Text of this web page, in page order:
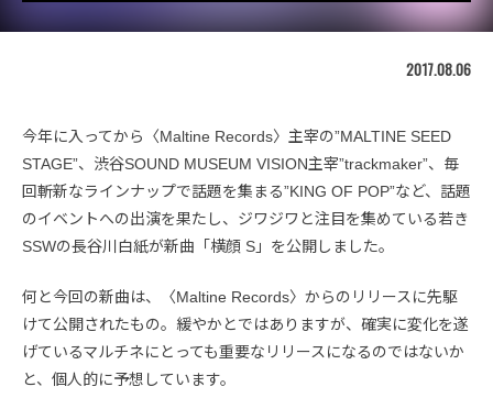
2017.08.06
今年に入ってから〈Maltine Records〉主宰の”MALTINE SEED
STAGE”、渋谷SOUND MUSEUM VISION主宰”trackmaker”、毎
回斬新なラインナップで話題を集まる”KING OF POP”など、話題
のイベントへの出演を果たし、ジワジワと注目を集めている若き
SSWの長谷川白紙が新曲「横顔 S」を公開しました。
何と今回の新曲は、〈Maltine Records〉からのリリースに先駆
けて公開されたもの。緩やかとではありますが、確実に変化を遂
げているマルチネにとっても重要なリリースになるのではないか
と、個人的に予想しています。